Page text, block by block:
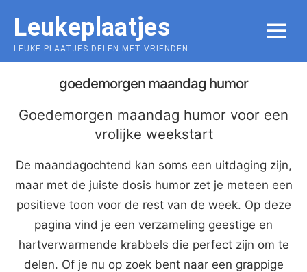
content
Leukeplaatjes
LEUKE PLAATJES DELEN MET VRIENDEN
MENU
goedemorgen maandag humor
Goedemorgen maandag humor voor een
vrolijke weekstart
De maandagochtend kan soms een uitdaging zijn,
maar met de juiste dosis humor zet je meteen een
positieve toon voor de rest van de week. Op deze
pagina vind je een verzameling geestige en
hartverwarmende krabbels die perfect zijn om te
delen. Of je nu op zoek bent naar een grappige